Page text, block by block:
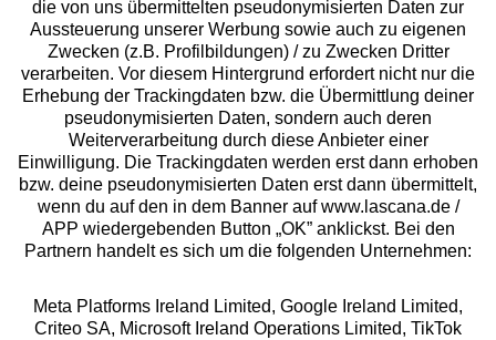
Services
Beratung
Über uns
Rechtliches
Alle Preise inkl. MwSt., zzgl.
Versandkosten
die von uns übermittelten pseudonymisierten Daten zur
Aussteuerung unserer Werbung sowie auch zu eigenen
Zwecken (z.B. Profilbildungen) / zu Zwecken Dritter
verarbeiten. Vor diesem Hintergrund erfordert nicht nur die
Erhebung der Trackingdaten bzw. die Übermittlung deiner
pseudonymisierten Daten, sondern auch deren
Weiterverarbeitung durch diese Anbieter einer
Einwilligung. Die Trackingdaten werden erst dann erhoben
bzw. deine pseudonymisierten Daten erst dann übermittelt,
wenn du auf den in dem Banner auf www.lascana.de /
APP wiedergebenden Button „OK” anklickst. Bei den
Partnern handelt es sich um die folgenden Unternehmen:
Meta Platforms Ireland Limited, Google Ireland Limited,
Criteo SA, Microsoft Ireland Operations Limited, TikTok